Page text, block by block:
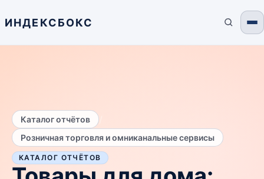
ИНДЕКСБОКС
Каталог отчётов
Розничная торговля и омниканальные сервисы
КАТАЛОГ ОТЧЁТОВ